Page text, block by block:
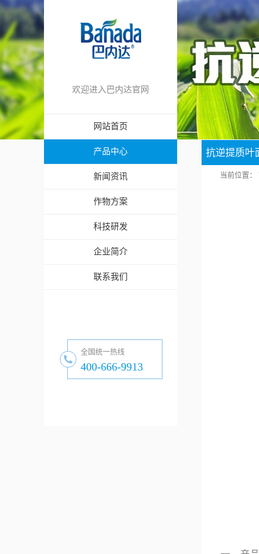
欢迎进入巴内达官网
网站首页
产品中心
新闻资讯
作物方案
科技研发
企业简介
联系我们
全国统一热线
400-666-9913
抗逆提质叶
当前位置：